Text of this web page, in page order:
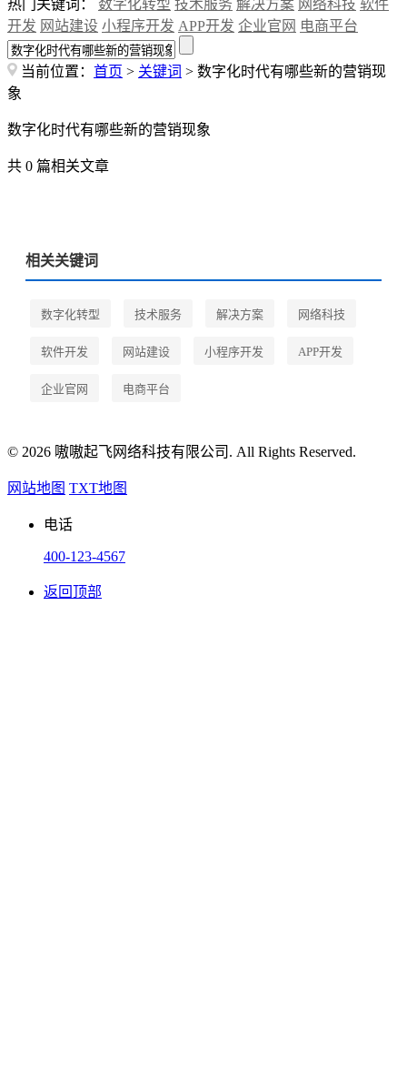
热门关键词： 数字化转型 技术服务 解决方案 网络科技 软件
开发 网站建设 小程序开发 APP开发 企业官网 电商平台
当前位置： 首页 > 关键词 > 数字化时代有哪些新的营销现
象
数字化时代有哪些新的营销现象
共 0 篇相关文章
相关关键词
数字化转型 技术服务 解决方案 网络科技
软件开发 网站建设 小程序开发 APP开发
企业官网 电商平台
© 2026 嗷嗷起飞网络科技有限公司. All Rights Reserved.
网站地图 TXT地图
电话
400-123-4567
返回顶部